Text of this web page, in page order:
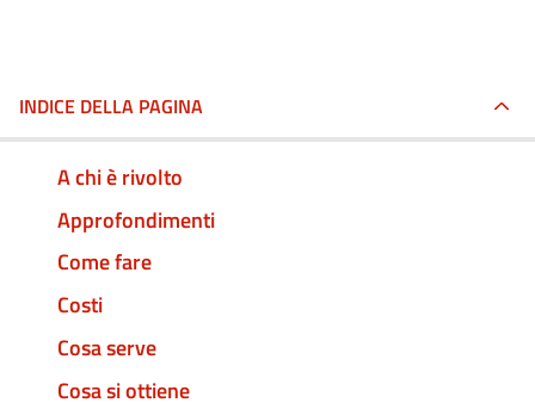
INDICE DELLA PAGINA
A chi è rivolto
Approfondimenti
Come fare
Costi
Cosa serve
Cosa si ottiene